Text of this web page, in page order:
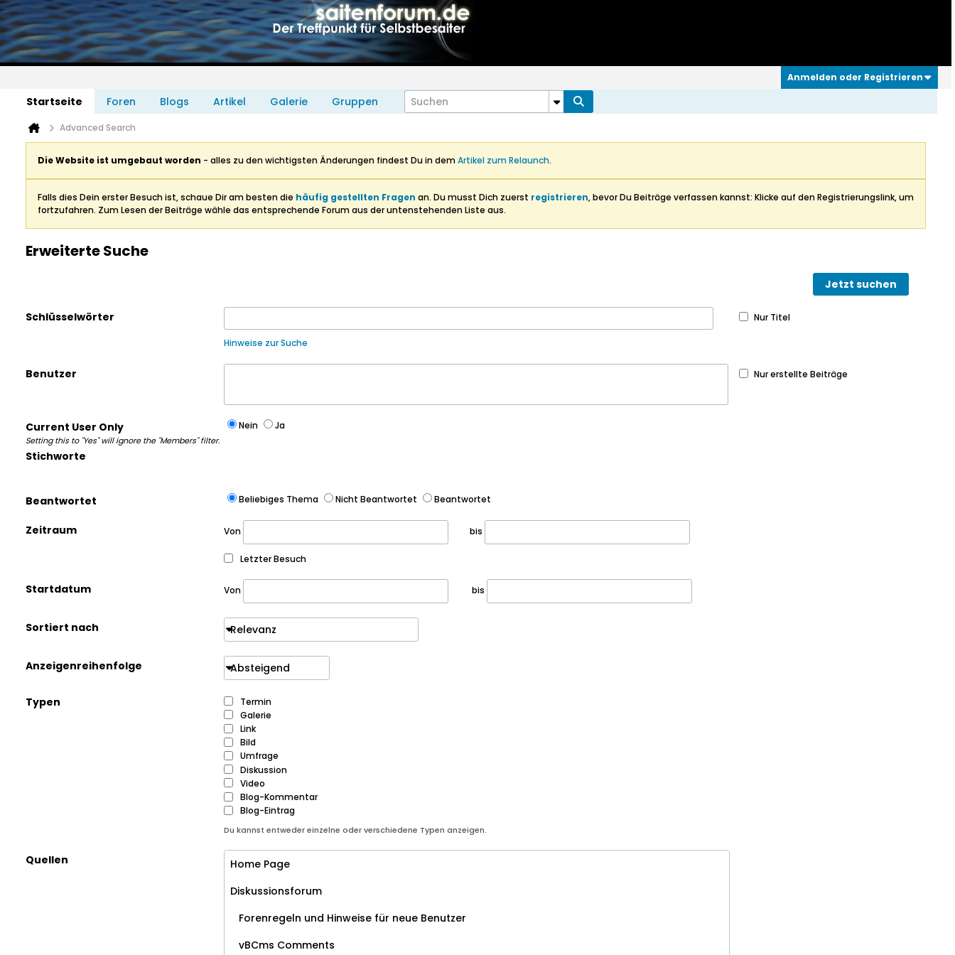
Anmelden oder Registrieren
Startseite Foren Blogs Artikel Galerie Gruppen
Advanced Search
Die Website ist umgebaut worden - alles zu den wichtigsten Änderungen findest Du in demArtikel zum Relaunch.
Falls dies Dein erster Besuch ist, schaue Dir am besten die häufig gestellten Fragen an. Du musst Dich zuerst registrieren, bevor Du Beiträge verfassen kannst: Klicke auf den Registrierungslink, um
fortzufahren. Zum Lesen der Beiträge wähle das entsprechende Forum aus der untenstehenden Liste aus.
Erweiterte Suche
Jetzt suchen
Schlüsselwörter
Hinweise zur Suche
Nur Titel
Benutzer Nur erstellte Beiträge
Current User Only
Setting this to "Yes" will ignore the "Members" filter.
Nein Ja
Stichworte
Beantwortet Beliebiges Thema Nicht Beantwortet Beantwortet
Zeitraum Von bis
Letzter Besuch
Startdatum Von bis
Sortiert nach Relevanz
Anzeigenreihenfolge Absteigend
Typen
Termin
Galerie
Link
Bild
Umfrage
Diskussion
Video
Blog-Kommentar
Blog-Eintrag
Du kannst entweder einzelne oder verschiedene Typen anzeigen.
Quellen
Home Page
Diskussionsforum
Forenregeln und Hinweise für neue Benutzer
vBCms Comments